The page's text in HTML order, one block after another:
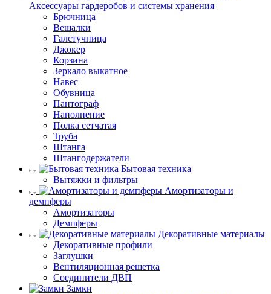
Аксессуары гардеробов и системы хранения
Брючница
Вешалки
Галстучница
Джокер
Корзина
Зеркало выкатное
Навес
Обувница
Пантограф
Наполнение
Полка сетчатая
Труба
Штанга
Штангодержатели
Бытовая техника
Вытяжки и фильтры
Амортизаторы и
демпферы
Амортизаторы
Демпферы
Декоративные материалы
Декоративные профили
Заглушки
Вентиляционная решетка
Соединители ДВП
Замки